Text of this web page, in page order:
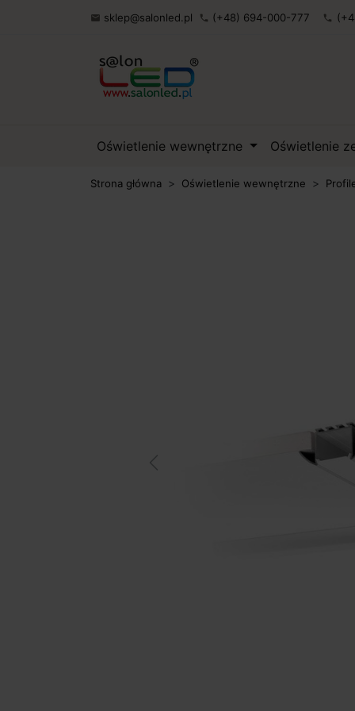
 sklep@salonled.pl phone (+48) 694-000-777 phone
Oświetlenie wewnętrzne Oświetlenie
Strona główna Oświetlenie wewnętrzne